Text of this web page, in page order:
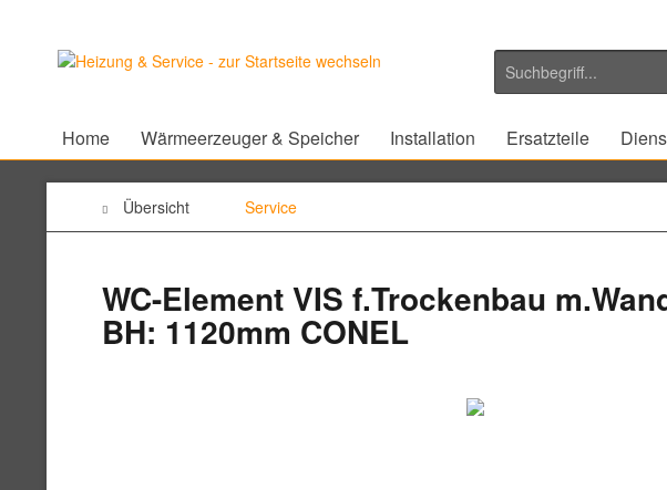
Home Wärmeerzeuger & Speicher Installation Ersatzteile
Übersicht Service
WC-Element VIS f.Trockenbau
BH: 1120mm CONEL